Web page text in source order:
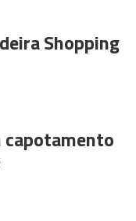
Shopping